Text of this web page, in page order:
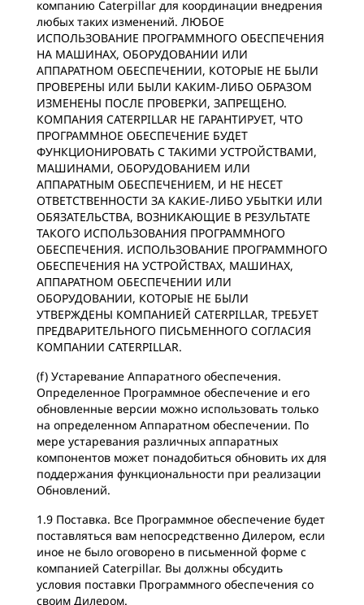
компанию Caterpillar для координации внедрения
любых таких изменений. ЛЮБОЕ
ИСПОЛЬЗОВАНИЕ ПРОГРАММНОГО ОБЕСПЕЧЕНИЯ
НА МАШИНАХ, ОБОРУДОВАНИИ ИЛИ
АППАРАТНОМ ОБЕСПЕЧЕНИИ, КОТОРЫЕ НЕ БЫЛИ
ПРОВЕРЕНЫ ИЛИ БЫЛИ КАКИМ-ЛИБО ОБРАЗОМ
ИЗМЕНЕНЫ ПОСЛЕ ПРОВЕРКИ, ЗАПРЕЩЕНО.
КОМПАНИЯ CATERPILLAR НЕ ГАРАНТИРУЕТ, ЧТО
ПРОГРАММНОЕ ОБЕСПЕЧЕНИЕ БУДЕТ
ФУНКЦИОНИРОВАТЬ С ТАКИМИ УСТРОЙСТВАМИ,
МАШИНАМИ, ОБОРУДОВАНИЕМ ИЛИ
АППАРАТНЫМ ОБЕСПЕЧЕНИЕМ, И НЕ НЕСЕТ
ОТВЕТСТВЕННОСТИ ЗА КАКИЕ-ЛИБО УБЫТКИ ИЛИ
ОБЯЗАТЕЛЬСТВА, ВОЗНИКАЮЩИЕ В РЕЗУЛЬТАТЕ
ТАКОГО ИСПОЛЬЗОВАНИЯ ПРОГРАММНОГО
ОБЕСПЕЧЕНИЯ. ИСПОЛЬЗОВАНИЕ ПРОГРАММНОГО
ОБЕСПЕЧЕНИЯ НА УСТРОЙСТВАХ, МАШИНАХ,
АППАРАТНОМ ОБЕСПЕЧЕНИИ ИЛИ
ОБОРУДОВАНИИ, КОТОРЫЕ НЕ БЫЛИ
УТВЕРЖДЕНЫ КОМПАНИЕЙ CATERPILLAR, ТРЕБУЕТ
ПРЕДВАРИТЕЛЬНОГО ПИСЬМЕННОГО СОГЛАСИЯ
КОМПАНИИ CATERPILLAR.
(f) Устаревание Аппаратного обеспечения.
Определенное Программное обеспечение и его
обновленные версии можно использовать только
на определенном Аппаратном обеспечении. По
мере устаревания различных аппаратных
компонентов может понадобиться обновить их для
поддержания функциональности при реализации
Обновлений.
1.9 Поставка. Все Программное обеспечение будет
поставляться вам непосредственно Дилером, если
иное не было оговорено в письменной форме с
компанией Caterpillar. Вы должны обсудить
условия поставки Программного обеспечения со
своим Дилером.